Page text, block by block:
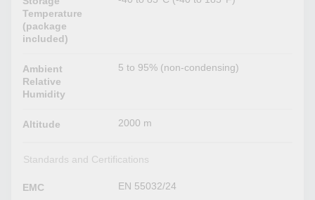
Temperature
(package
included)
Ambient
Relative
Humidity
5 to 95% (non-condensing)
Altitude 2000 m
Standards and Certifications
EMC EN 55032/24